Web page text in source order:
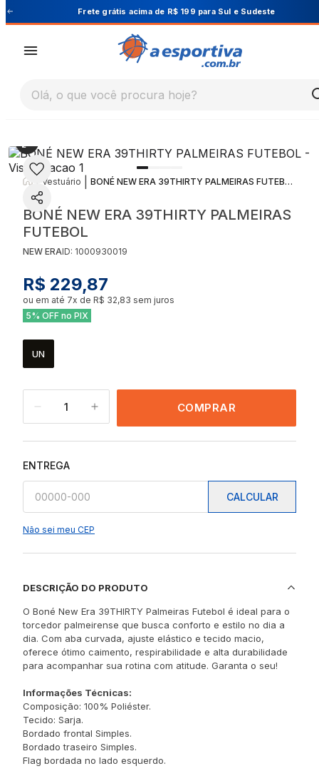
Cupom PRIMEIRA10 para 10% OFF na 1ª
Olá, o que você procura hoje?
Vestuário BONÉ NEW ERA 39THIRTY PALMEIRAS FUTEBOL
BONÉ NEW ERA 39THIRTY PALMEIRAS
FUTEBOL
NEW ERAID: 1000930019
R$ 229,87
ou em até 7x de R$ 32,83 sem juros
5% OFF no PIX
UN
1 COMPRAR
ENTREGA
CALCULAR
Não sei meu CEP
DESCRIÇÃO DO PRODUTO
O Boné New Era 39THIRTY Palmeiras Futebol é ideal para o
torcedor palmeirense que busca conforto e estilo no dia a
dia. Com aba curvada, ajuste elástico e tecido macio,
oferece ótimo caimento, respirabilidade e alta durabilidade
para acompanhar sua rotina com atitude. Garanta o seu!
Informações Técnicas:
Composição: 100% Poliéster.
Tecido: Sarja.
Bordado frontal Simples.
Bordado traseiro Simples.
Flag bordada no lado esquerdo.